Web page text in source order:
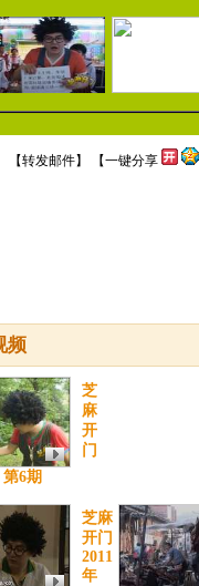
【转发邮件】 【一键分享
频
芝
麻
开
门
6期
芝麻
开门
2011
年